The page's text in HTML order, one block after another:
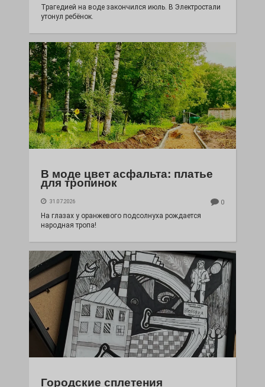
Трагедией на воде закончился июль. В Электростали
утонул ребёнок.
В моде цвет асфальта: платье
для тропинок
31.07.2026 0
На глазах у оранжевого подсолнуха рождается
народная тропа!
Городские сплетения